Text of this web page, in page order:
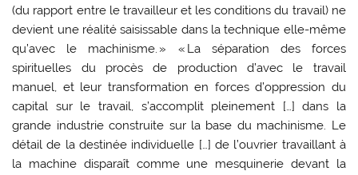
(du rapport entre le travailleur et les conditions du travail) ne
devient une réalité saisissable dans la technique elle-même
qu’avec le machinisme. » « La séparation des forces
spirituelles du procès de production d’avec le travail
manuel, et leur transformation en forces d’oppression du
capital sur le travail, s’accomplit pleinement […] dans la
grande industrie construite sur la base du machinisme. Le
détail de la destinée individuelle […] de l’ouvrier travaillant à
la machine disparaît comme une mesquinerie devant la